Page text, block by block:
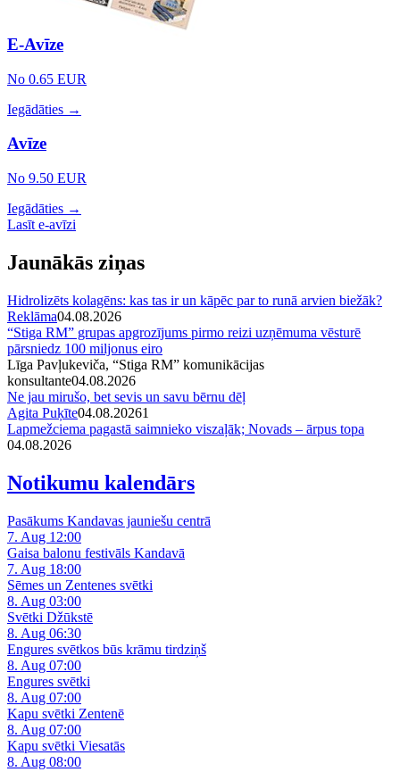
E-Avīze
No 0.65 EUR
Iegādāties →
Avīze
No 9.50 EUR
Iegādāties →
Lasīt e-avīzi
Jaunākās ziņas
Hidrolizēts kolagēns: kas tas ir un kāpēc par to runā arvien biežāk?
Reklāma04.08.2026
“Stiga RM” grupas apgrozījums pirmo reizi uzņēmuma vēsturē
pārsniedz 100 miljonus eiro
Līga Pavļukeviča, “Stiga RM” komunikācijas
konsultante04.08.2026
Ne jau mirušo, bet sevis un savu bērnu dēļ
Agita Puķīte04.08.20261
Lapmežciema pagastā saimnieko viszaļāk; Novads – ārpus topa
04.08.2026
Notikumu kalendārs
Pasākums Kandavas jauniešu centrā
7. Aug 12:00
Gaisa balonu festivāls Kandavā
7. Aug 18:00
Sēmes un Zentenes svētki
8. Aug 03:00
Svētki Džūkstē
8. Aug 06:30
Engures svētkos būs krāmu tirdziņš
8. Aug 07:00
Engures svētki
8. Aug 07:00
Kapu svētki Zentenē
8. Aug 07:00
Kapu svētki Viesatās
8. Aug 08:00